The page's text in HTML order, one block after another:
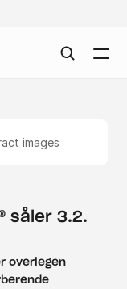
images
såler 3.2.
overlegen